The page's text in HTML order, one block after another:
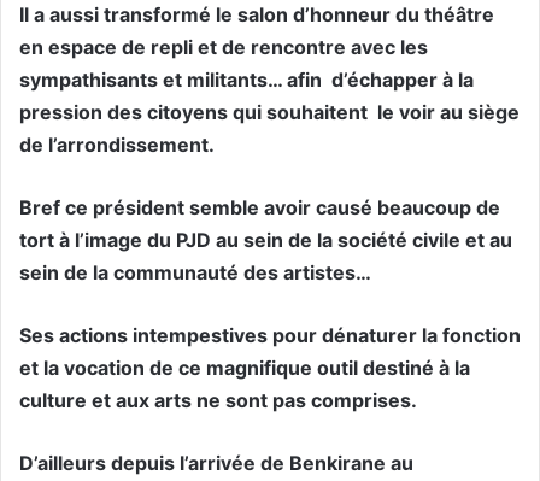
Il a aussi transformé le salon d’honneur du théâtre
en espace de repli et de rencontre avec les
sympathisants et militants… afin d’échapper à la
pression des citoyens qui souhaitent le voir au siège
de l’arrondissement.
Bref ce président semble avoir causé beaucoup de
tort à l’image du PJD au sein de la société civile et au
sein de la communauté des artistes…
Ses actions intempestives pour dénaturer la fonction
et la vocation de ce magnifique outil destiné à la
culture et aux arts ne sont pas comprises.
D’ailleurs depuis l’arrivée de Benkirane au